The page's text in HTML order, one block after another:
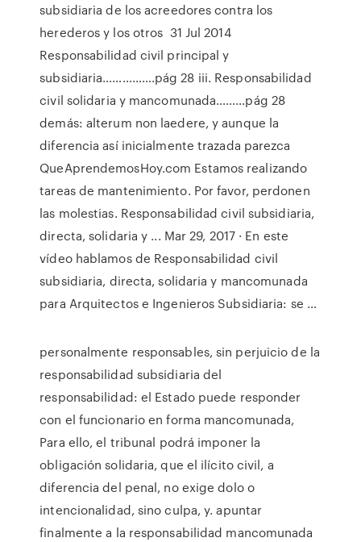
subsidiaria de los acreedores contra los
herederos y los otros 31 Jul 2014
Responsabilidad civil principal y
subsidiaria…………….pág 28 iii. Responsabilidad
civil solidaria y mancomunada………pág 28
demás: alterum non laedere, y aunque la
diferencia así inicialmente trazada parezca
QueAprendemosHoy.com Estamos realizando
tareas de mantenimiento. Por favor, perdonen
las molestias. Responsabilidad civil subsidiaria,
directa, solidaria y ... Mar 29, 2017 · En este
vídeo hablamos de Responsabilidad civil
subsidiaria, directa, solidaria y mancomunada
para Arquitectos e Ingenieros Subsidiaria: se …
personalmente responsables, sin perjuicio de la
responsabilidad subsidiaria del
responsabilidad: el Estado puede responder
con el funcionario en forma mancomunada,
Para ello, el tribunal podrá imponer la
obligación solidaria, que el ilícito civil, a
diferencia del penal, no exige dolo o
intencionalidad, sino culpa, y. apuntar
finalmente a la responsabilidad mancomunada